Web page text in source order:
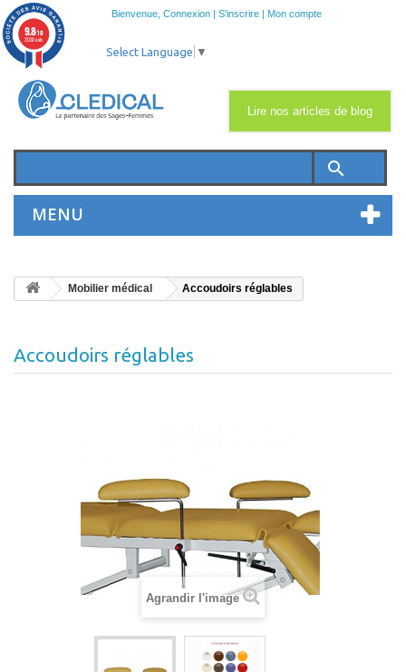
Bienvenue, Connexion | S'inscrire | Mon compte
search
MENU
Lire nos articles de blog
Select Language ▼
Mobilier médical Accoudoirs réglables
Accoudoirs réglables
Agrandir l'image
9.8/10
2033 avis